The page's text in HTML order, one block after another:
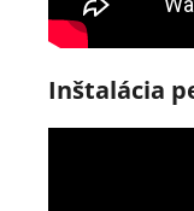
Inštalácia